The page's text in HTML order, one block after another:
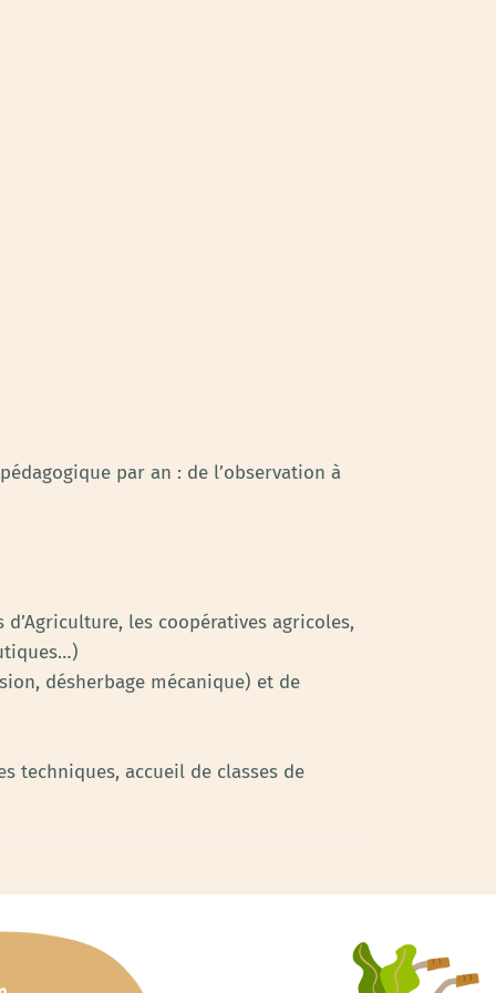
par an : de l’observation à
les coopératives agricoles,
désherbage mécanique) et de
techniques, accueil de classes de